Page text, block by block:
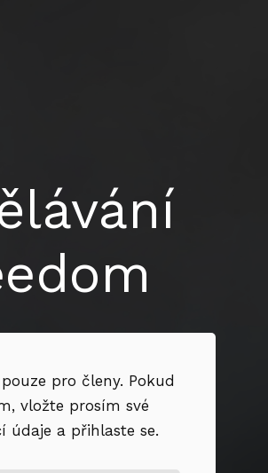
pro členy. Pokud
vložte prosím své
údaje a přihlaste se.